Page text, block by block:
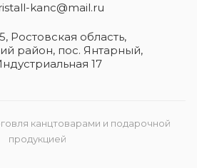
kanc@mail.ru
Ростовская область​,
район, пос. Янтарный,
17
канцтоварами и подарочной
продукцией